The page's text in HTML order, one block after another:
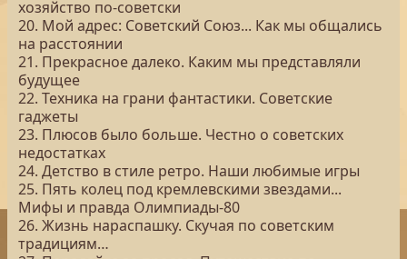
хозяйство по-советски
20. Мой адрес: Советский Союз... Как мы общались
на расстоянии
21. Прекрасное далеко. Каким мы представляли
будущее
22. Техника на грани фантастики. Советские
гаджеты
23. Плюсов было больше. Честно о советских
недостатках
24. Детство в стиле ретро. Наши любимые игры
25. Пять колец под кремлевскими звездами...
Мифы и правда Олимпиады-80
26. Жизнь нараспашку. Скучая по советским
традициям…